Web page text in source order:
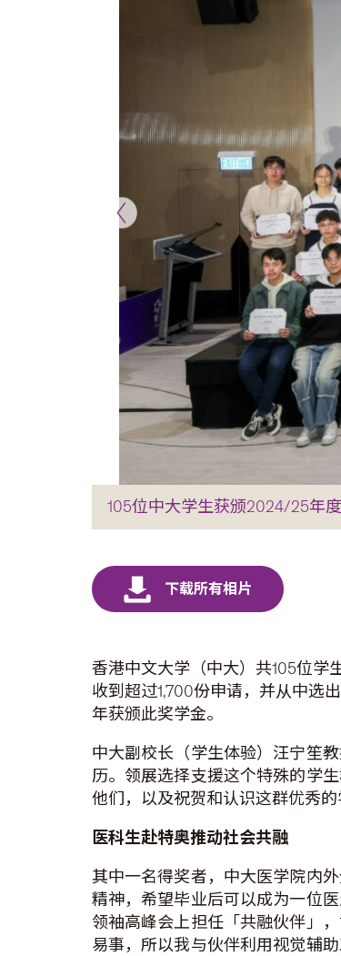
105位中大学生获颁2024/25年
香港中文大学（中大）共105位
收到超过1,700份申请，并从中选
年获颁此奖学金。
中大副校长（学生体验）汪宁笙
历。领展选择支援这个特殊的学
他们，以及祝贺和认识这群优秀的
医科生赴特奥推动社会共融
其中一名得奖者，中大医学院内
精神，希望毕业后可以成为一位
领袖高峰会上担任「共融伙伴」
易事，所以我与伙伴利用视觉辅